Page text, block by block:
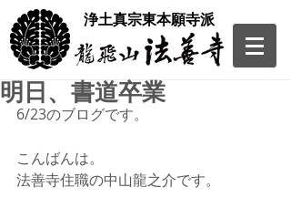
​浄土真宗東本願寺派
明日、書道卒業
6/23のブログです。
こんばんは。
法善寺住職の中山龍之介です。